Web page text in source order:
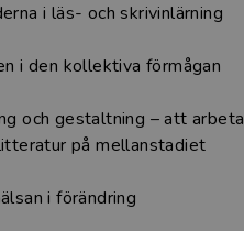
i läs- och skrivinlärning
i den kollektiva förmågan
och gestaltning – att arbeta
på mellanstadiet
i förändring